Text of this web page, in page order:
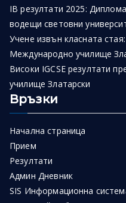
IB резултати 2025:
водещи световни
Учене извън класната
Международно училище
Високи IGCSE резултати
училище Златарски
Връзки
Начална страница
Прием
Резултати
Админ Дневник
SIS Информационна